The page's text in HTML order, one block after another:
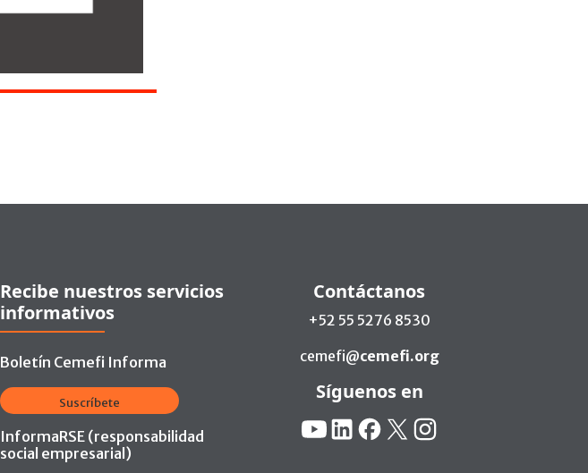
Recibe nuestros servicios
informativos
Boletín Cemefi Informa
Suscríbete
InformaRSE (responsabilidad
social empresarial)
Contáctanos
+52 55 5276 8530
cemefi@cemefi.org
Síguenos en
Redes Sociales:
YouTube
LinkedinFacebook
X Instagram